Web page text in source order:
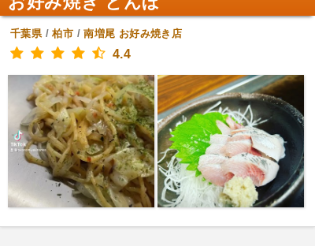
千葉県/柏市 /南増尾 お好み焼き店
4.4